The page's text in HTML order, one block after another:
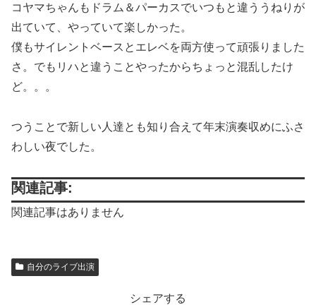
コヤマちゃんもドラム＆パーカスでいつもと違ううねりが
出ていて、やっていて楽しかった。
僕もサイレントベースとエレベを両方使って頑張りました
さ。でもリハと違うことやったからちょっと混乱したけ
ど。。。
つうことで新しい人達とも知り合えて年末演奏収めにふさ
わしい夜でした。
関連記事:
関連記事はありません
自分のライブ出演
シェアする